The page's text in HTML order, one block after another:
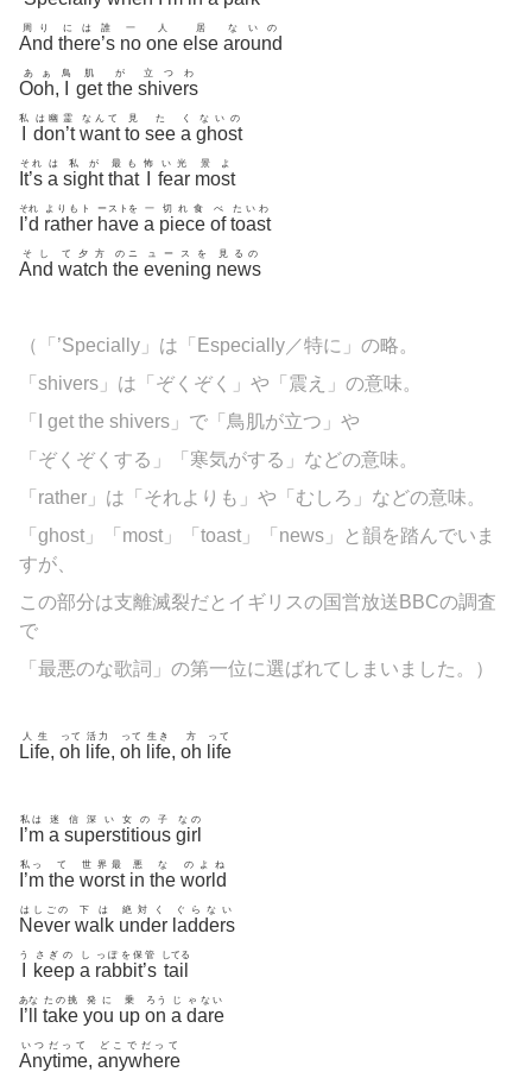
And
周り
there’s
には誰
no
一
one
人
else
居
around
ないの
Ooh
あぁ
,
鳥
get
肌
the
が
shivers
立つわ
私
don’t
は幽霊
want
なんて
to
見
see
た
a
く
ghost
ないの
It’s
それ
a
は
sight
私が
that
最も 怖
fear
い光
most
景よ
I’d
それ
rather
よりもト
have
ーストを
a
一
piece
切れ食
of
べ
toast
たいわ
And
そし
watch
て夕方
the
のニ
evening
ュースを
news
見るの
（「’Specially」は 「Especially／特に」の略。
「 shivers」は「ぞくぞく」や「震え」の意味。
「I get the shivers」で「鳥肌が立つ」や
「ぞくぞくする」「寒気がする」などの意味。
「rather」は「それよりも」や「むしろ」などの意味。
「ghost」「most」「toast」「news」と韻を踏んでいま
すが、
この部分は支離滅裂だとイギリスの国営放送BBCの調査
で
「最悪のな歌詞」の第一位に選ばれてしまいました。）
Life
人生
, oh
って
life
活力
, oh
って
life
生き
, oh
方
life
って
I’m
私は
a
迷
superstitious
信深い女の子
girl
なの
I’m
私っ
the
て
worst
世界最
in
悪
the
な
world
のよね
Never
はしごの
walk
下は
under
絶対く
ladders
ぐらない
う
keep
さぎの
a
し
rabbit’s
っぽを保管
tail
してる
I’ll
あな
take
たの挑
you
発に
up
乗
on
ろう
a
じ
dare
ゃない
Anytime
いつだって
, anywhere
どこでだって